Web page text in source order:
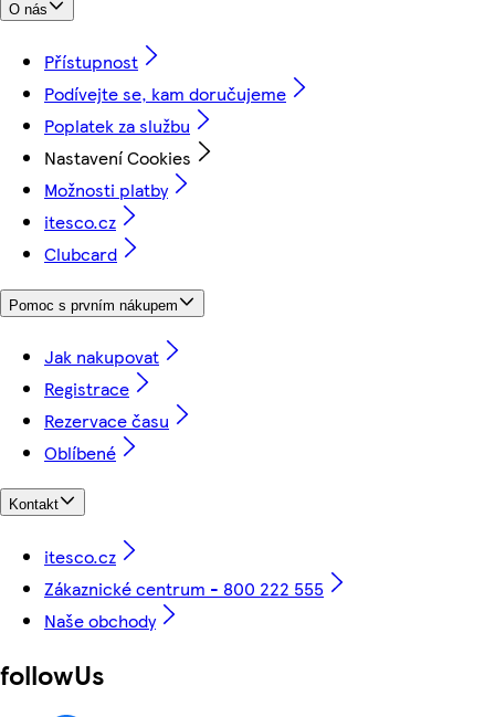
O nás
Přístupnost
Podívejte se, kam doručujeme
Poplatek za službu
Nastavení Cookies
Možnosti platby
itesco.cz
Clubcard
Pomoc s prvním nákupem
Jak nakupovat
Registrace
Rezervace času
Oblíbené
Kontakt
itesco.cz
Zákaznické centrum - 800 222 555
Naše obchody
followUs